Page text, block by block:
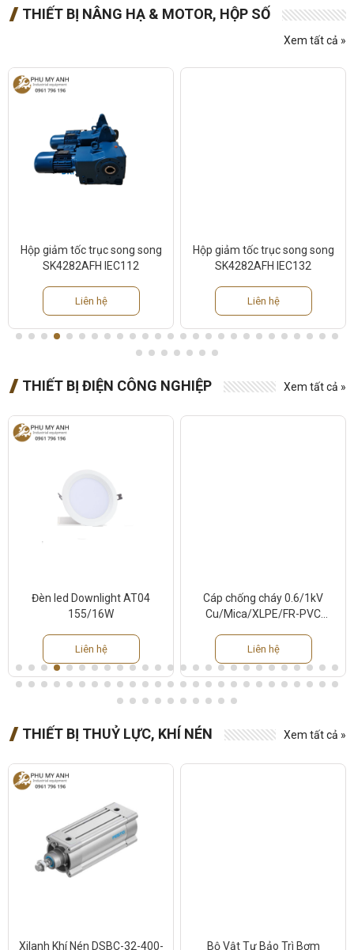
THIẾT BỊ NÂNG HẠ & MOTOR, HỘP SỐ
Xem tất cả »
Hộp giảm tốc trục song song
SK4282AFH IEC112
Liên hệ
Hộp giảm tốc trục song song
SK4282AFH IEC132
Liên hệ
THIẾT BỊ ĐIỆN CÔNG NGHIỆP Xem tất cả »
Đèn led Downlight AT04
155/16W
Liên hệ
Cáp chống cháy 0.6/1kV
Cu/Mica/XLPE/FR-PVC
Liên hệ
THIẾT BỊ THUỶ LỰC, KHÍ NÉN Xem tất cả »
Xilanh Khí Nén DSBC-32-400- Bộ Vật Tư Bảo Trì Bơm